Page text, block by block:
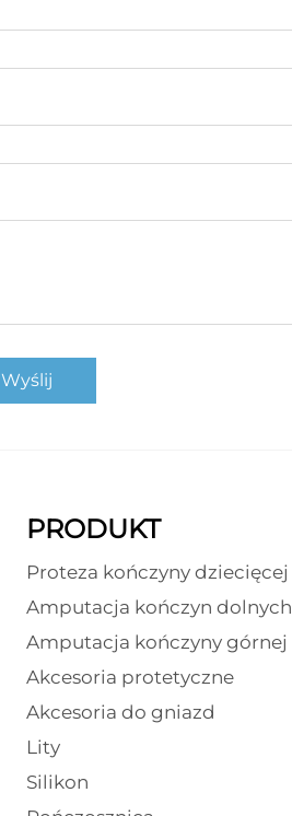
Wyślij
PRODUKT
Proteza kończyny dziecięcej
Amputacja kończyn dolnych
Amputacja kończyny górnej
Akcesoria protetyczne
Akcesoria do gniazd
Lity
Silikon